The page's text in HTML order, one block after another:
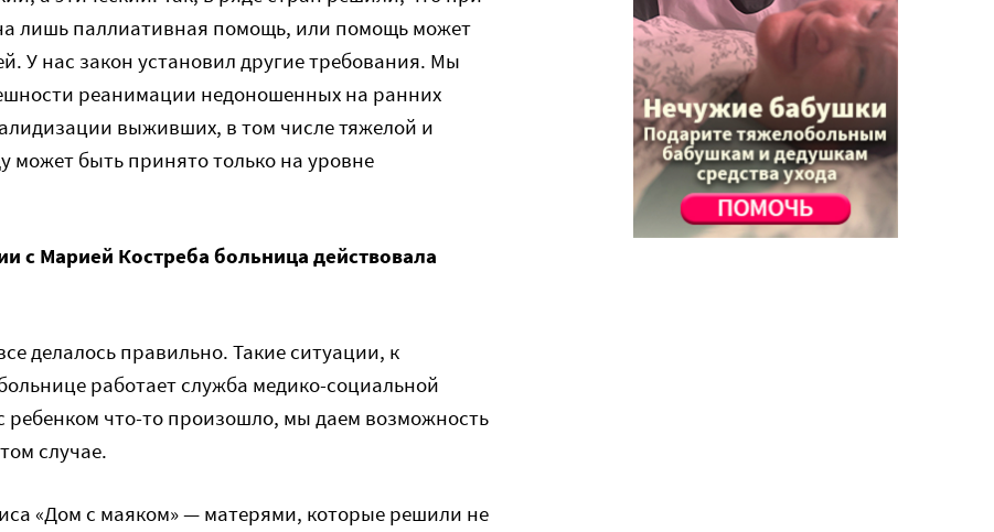
лишь паллиативная помощь, или помощь может
У нас закон установил другие требования. Мы
реанимации недоношенных на ранних
выживших, в том числе тяжелой и
может быть принято только на уровне
с Марией Костреба больница действовала
делалось правильно. Такие ситуации, к
работает служба медико-социальной
ребенком что-то произошло, мы даем возможность
случае.
«Дом с маяком» — матерями, которые решили не